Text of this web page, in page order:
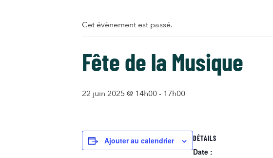
Cet évènement est passé.
Fête de la Musique
22 juin 2025 @ 14h00- 17h00
Ajouter au calendrier DÉTAILS
Date :